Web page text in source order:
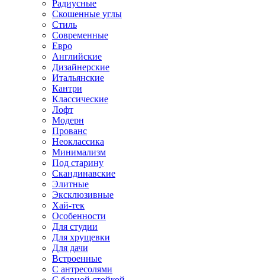
Радиусные
Скошенные углы
Стиль
Современные
Евро
Английские
Дизайнерские
Итальянские
Кантри
Классические
Лофт
Модерн
Прованс
Неоклассика
Минимализм
Под старину
Скандинавские
Элитные
Эксклюзивные
Хай-тек
Особенности
Для студии
Для хрущевки
Для дачи
Встроенные
С антресолями